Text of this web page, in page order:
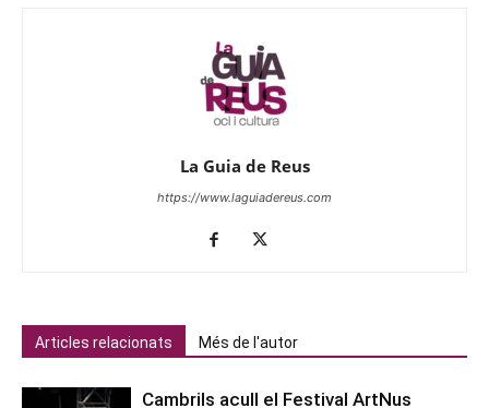
La Guia de Reus
https://www.laguiadereus.com
Articles relacionats Més de l'autor
Cambrils acull el Festival ArtNus